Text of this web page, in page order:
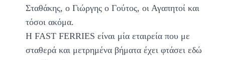
Σταθάκης, ο Γιώργης ο Γούτος, οι Αγαπητοί και
τόσοι ακόμα.
Η FAST FERRIES είναι μία εταιρεία που με
σταθερά και μετρημένα βήματα έχει φτάσει εδώ